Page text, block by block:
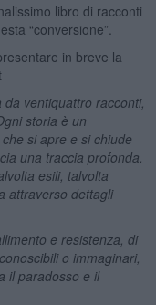
libro di racconti
“conversione”.
in breve la
ventiquattro racconti,
storia è un
si apre e si chiude
una traccia profonda.
esili, talvolta
attraverso dettagli
e resistenza, di
o immaginari,
il paradosso e il